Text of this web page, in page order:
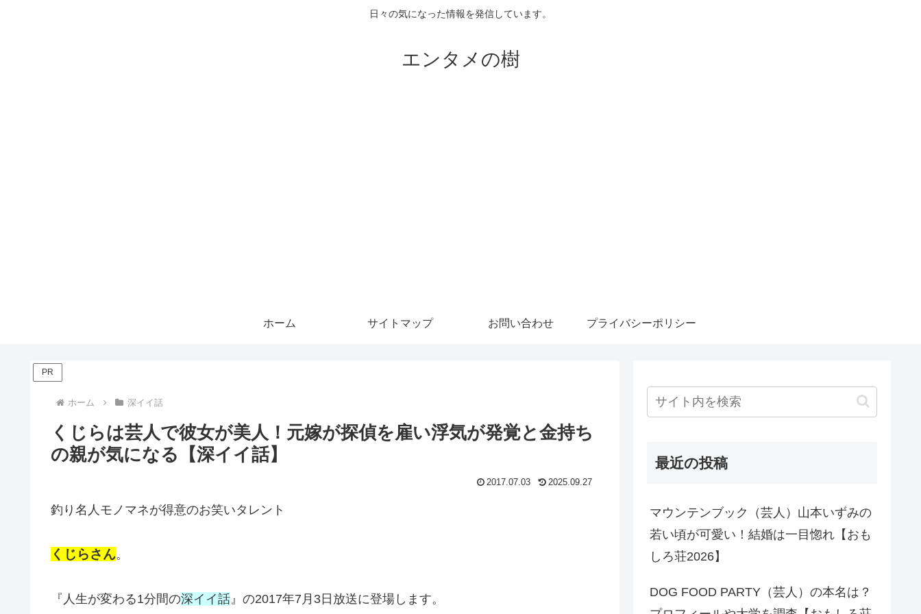
日々の気になった情報を発信しています。
エンタメの樹
ホーム サイトマップ お問い合わせ プライバシーポリシー
PR
ホーム 深イイ話
くじらは芸人で彼女が美人！元嫁が探偵を雇い浮気が発覚と金持ち
の親が気になる【深イイ話】
2017.07.03 2025.09.27
釣り名人モノマネが得意のお笑いタレント
くじらさん。
『人生が変わる1分間の深イイ話 』の2017年7月3日放送に登場します。
最近の投稿
マウンテンブック（芸人）山本いずみの
若い頃が可愛い！結婚は一目惚れ【おも
しろ荘2026】
DOG FOOD PARTY（芸人）の本名は？